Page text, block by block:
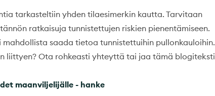
tarkasteltiin yhden tilaesimerkin kautta. Tarvitaan
ratkaisuja tunnistettujen riskien pienentämiseen.
saada tietoa tunnistettuihin pullonkauloihin.
liittyen? Ota rohkeasti yhteyttä tai jaa tämä blogiteksti
maanviljelijälle - hanke